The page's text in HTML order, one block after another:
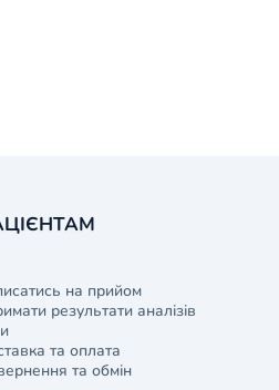
на прийом
результати аналізів
та оплата
та обмін